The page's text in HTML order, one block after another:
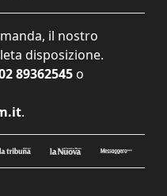
il nostro
disposizione.
89362545 o
.